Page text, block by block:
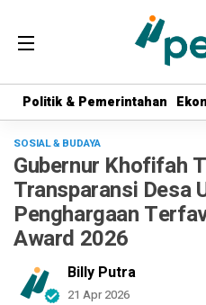
Politik & Pemerintahan
Politik & Pemerintahan
SOSIAL & BUDAYA
Gubernur Khofifah
Transparansi Desa
Penghargaan
Award 2026
Billy Putra
21 Apr 2026